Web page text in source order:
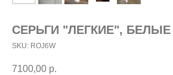
СЕРЬГИ "ЛЕГКИЕ", БЕЛЫЕ
SKU: ROJ6W
7100,00 р.